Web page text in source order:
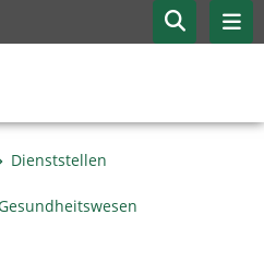
Dienststellen